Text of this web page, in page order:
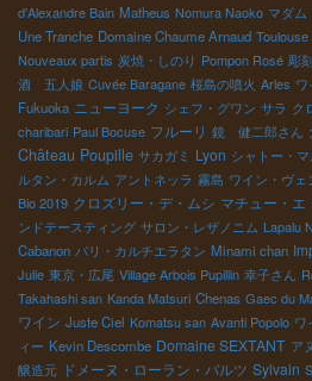
d'Alexandre Bain Matheus Nomura Naoko マダム
Une Tranche Domaine Chaume Arnaud Toulouse
Nouveaux partis 炭焼・しのり Pompon Rosé 彫
酒 五人娘 Cuvée Baragane 桜島の噴火 Arles
Fukuoka ニューヨーク シェフ・グワン サラ ク
charibari Paul Bocuse フルーリ 鏡 健二郎さん
Château Poupille サカガミ Lyon シャトー・
ルタン・カルム アントネッラ 霧島 ワイン・ヴェ
Bio 2019 クロズリー・デ・ムシ マチュー・エ
ンドテースティング サロン・レザノニム Lapalu
Cabanon パリ・カルチエラタン Minami chan
Julie 東京・広尾 Village Arbois Pupillin 幸子さん
Takahashi san Kanda Matsuri Chenas Gaec du
ワイン Juste Ciel Komatsu san Avanti Popolo ワ
ィー Kevin Descombe Domaine SEXTANT ア
醸造元 ドメーヌ・ローラン・バルツ Sylvain